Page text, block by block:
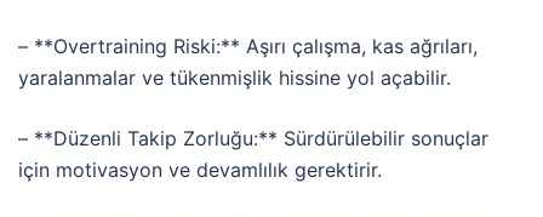
– **Overtraining Riski:** Aşırı çalışma, kas ağrıları,
yaralanmalar ve tükenmişlik hissine yol açabilir.
– **Düzenli Takip Zorluğu:** Sürdürülebilir sonuçlar
için motivasyon ve devamlılık gerektirir.